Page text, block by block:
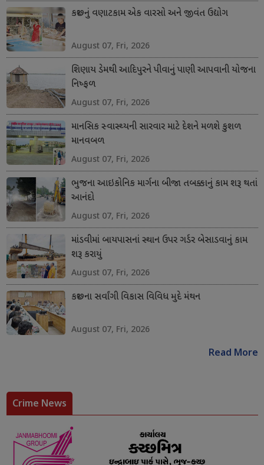
કચ્છનું વણાટકામ એક વારસો અને જીવંત ઉદ્યોગ
August 07, Fri, 2026
શિણાય ડેમથી આદિપુરને પીવાનું પાણી આપવાની યોજના
નિષ્ફળ
August 07, Fri, 2026
માનસિક સ્વાસ્થ્યની સારવાર માટે દેશને મળશે કુશળ
માનવબળ
August 07, Fri, 2026
ભુજના આઇકોનિક માર્ગના બીજા તબક્કાનું કામ શરૂ થતાં
આનંદો
August 07, Fri, 2026
માંડવીમાં બાયપાસનાં સ્થાન ઉપર ગર્ડર બેસાડવાનું કામ
શરૂ કરાયું
August 07, Fri, 2026
કચ્છના સર્વાંગી વિકાસ વિવિધ મુદે મંથન
August 07, Fri, 2026
Read More
Crime News